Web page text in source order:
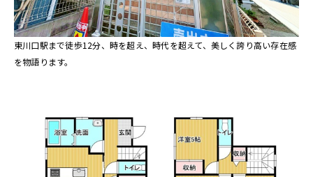
東川口駅まで徒歩12分、時を超え、時代を超えて、美しく誇り高い存在感
を物語ります。